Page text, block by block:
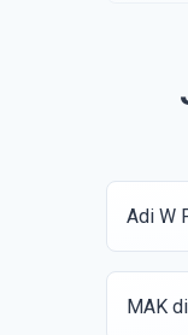
Adi W
MAK